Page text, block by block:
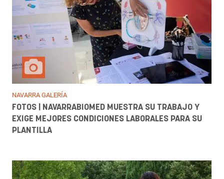
NAVARRA GALERÍA
FOTOS | NAVARRABIOMED MUESTRA SU TRABAJO Y
EXIGE MEJORES CONDICIONES LABORALES PARA SU
PLANTILLA